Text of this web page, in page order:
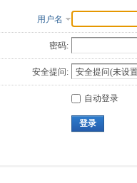
用户名
密码:
安全提问:
自动登录
登录